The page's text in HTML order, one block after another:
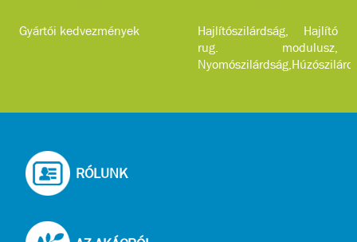
Gyártói kedvezmények
Hajlítószilárdság, Hajlító
rug. modulusz,
RÓLUNK